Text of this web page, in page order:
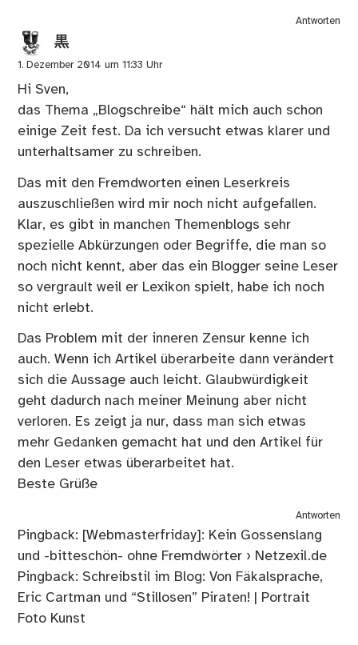
Antworten
黒
1. Dezember 2014 um 11:33 Uhr
Hi Sven,
das Thema „Blogschreibe“ hält mich auch schon
einige Zeit fest. Da ich versucht etwas klarer und
unterhaltsamer zu schreiben.
Das mit den Fremdworten einen Leserkreis
auszuschließen wird mir noch nicht aufgefallen.
Klar, es gibt in manchen Themenblogs sehr
spezielle Abkürzungen oder Begriffe, die man so
noch nicht kennt, aber das ein Blogger seine Leser
so vergrault weil er Lexikon spielt, habe ich noch
nicht erlebt.
Das Problem mit der inneren Zensur kenne ich
auch. Wenn ich Artikel überarbeite dann verändert
sich die Aussage auch leicht. Glaubwürdigkeit
geht dadurch nach meiner Meinung aber nicht
verloren. Es zeigt ja nur, dass man sich etwas
mehr Gedanken gemacht hat und den Artikel für
den Leser etwas überarbeitet hat.
Beste Grüße
Antworten
Pingback: [Webmasterfriday]: Kein Gossenslang
und -bitteschön- ohne Fremdwörter › Netzexil.de
Pingback: Schreibstil im Blog: Von Fäkalsprache,
Eric Cartman und “Stillosen” Piraten! | Portrait
Foto Kunst